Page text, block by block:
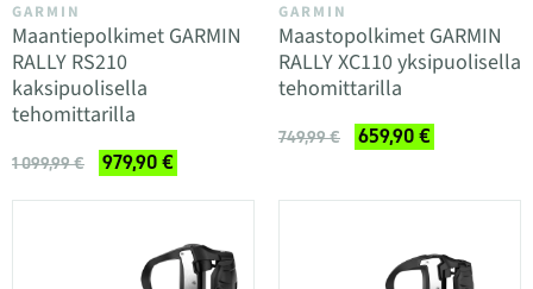
GARMIN
Maantiepolkimet GARMIN
RALLY RS210
kaksipuolisella
tehomittarilla
1 099,99 € 979,90 €
GARMIN
Maastopolkimet GARMIN
RALLY XC110 yksipuolisella
tehomittarilla
749,99 € 659,90 €